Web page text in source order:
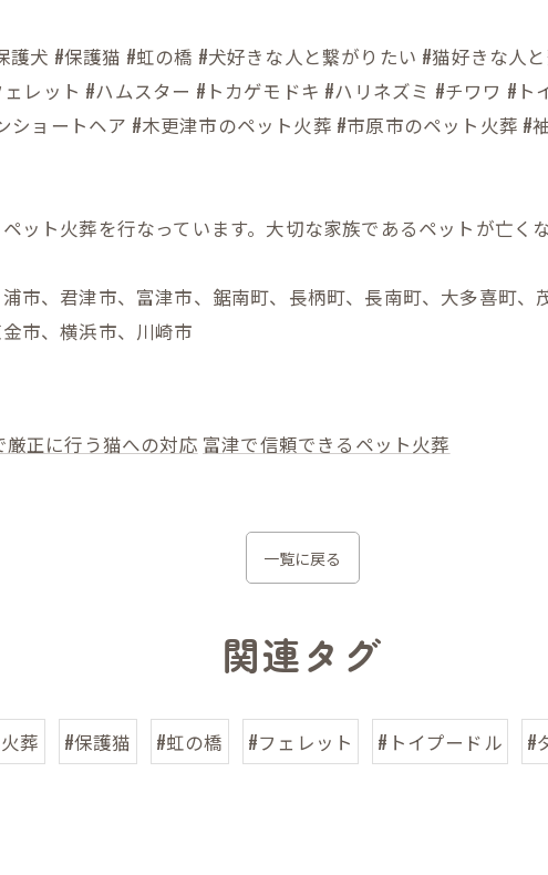
護犬 #保護猫 #虹の橋 #犬好きな人と繋がりたい #猫好きな人
レット #ハムスター #トカゲモドキ #ハリネズミ #チワワ #ト
ショートヘア #木更津市のペット火葬 #市原市のペット火葬 #
ット火葬を行なっています。大切な家族であるペットが亡く
市、君津市、富津市、鋸南町、長柄町、長南町、大多喜町、
市、横浜市、川崎市
厳正に行う猫への対応 富津で信頼できるペット火葬
一覧に戻る
関連タグ
葬 #保護猫 #虹の橋 #フェレット #トイプードル #